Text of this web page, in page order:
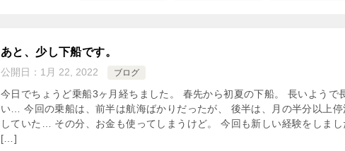
あと、少し下船です。
公開日： 1月 22, 2022 ブログ
今日でちょうど乗船3ヶ月経ちました。 春先から初夏の下船。 長いようで
い… 今回の乗船は、前半は航海ばかりだったが、 後半は、月の半分以上停
していた… その分、お金も使ってしまうけど。 今回も新しい経験をしまし
[…]